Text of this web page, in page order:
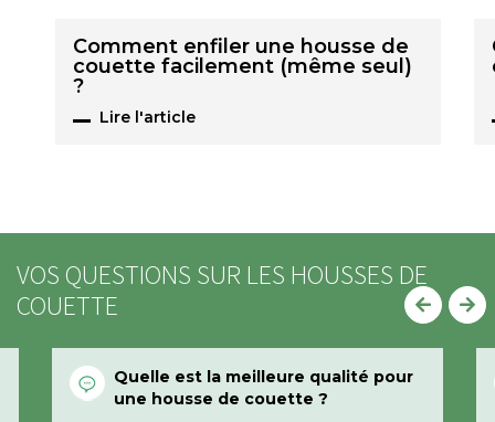
Comment enfiler une housse de
couette facilement (même seul)
?
Lire l'article
VOS QUESTIONS SUR LES HOUSSES DE
COUETTE
Quelle est la meilleure qualité pour
une housse de couette ?